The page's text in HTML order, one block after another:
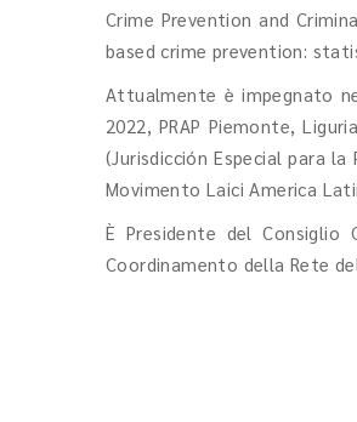
Crime Prevention and
based crime prevention:
Attualmente è impegnato
2022, PRAP Piemonte,
(Jurisdicción Especial para
Movimento Laici America
È Presidente del
Coordinamento della Rete